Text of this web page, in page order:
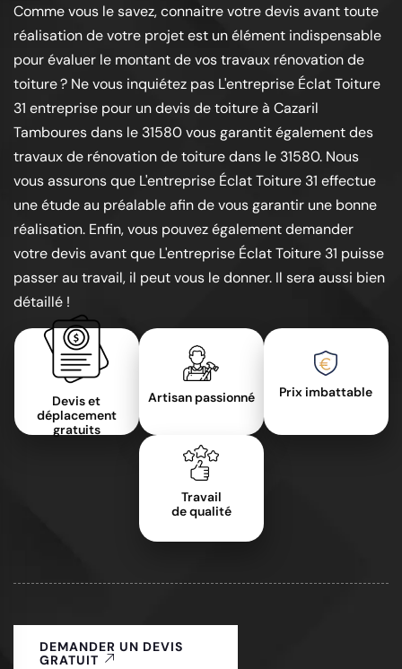
Comme vous le savez, connaitre votre devis avant toute
réalisation de votre projet est un élément indispensable
pour évaluer le montant de vos travaux rénovation de
toiture ? Ne vous inquiétez pas L'entreprise Éclat Toiture
31 entreprise pour un devis de toiture à Cazaril
Tamboures dans le 31580 vous garantit également des
travaux de rénovation de toiture dans le 31580. Nous
vous assurons que L'entreprise Éclat Toiture 31 effectue
une étude au préalable afin de vous garantir une bonne
réalisation. Enfin, vous pouvez également demander
votre devis avant que L'entreprise Éclat Toiture 31 puisse
passer au travail, il peut vous le donner. Il sera aussi bien
détaillé !
Devis et
déplacement
gratuits
Artisan passionné Prix imbattable
Travail
de qualité
DEMANDER UN DEVIS
GRATUIT